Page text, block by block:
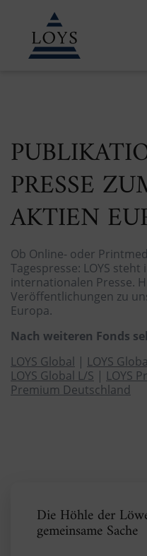
PRESSE
AKTIEN
Ob Online- oder
Tagespresse: LOYS
internationalen Presse.
Veröffentlichungen zu
Europa.
Nach weiteren Fonds
LOYS Global | LOYS
LOYS Global L/S | LOYS
Premium Deutschland
Die Höhle der
gemeinsame Sache